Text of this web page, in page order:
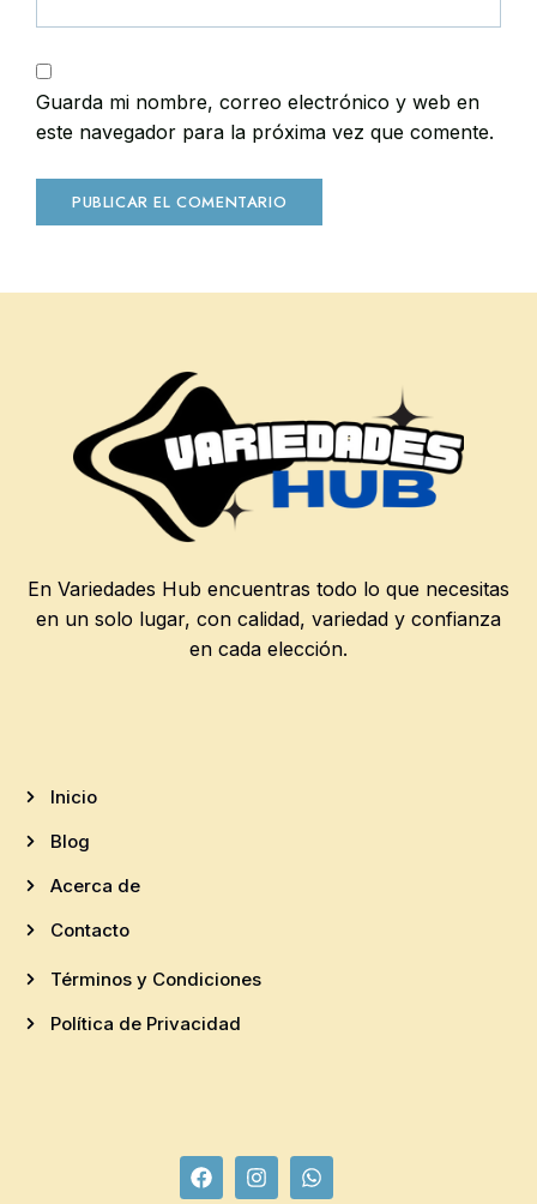
Guarda mi nombre, correo electrónico y web en
este navegador para la próxima vez que comente.
En Variedades Hub encuentras todo lo que necesitas
en un solo lugar, con calidad, variedad y confianza
en cada elección.
Inicio
Blog
Acerca de
Contacto
Términos y Condiciones
Política de Privacidad